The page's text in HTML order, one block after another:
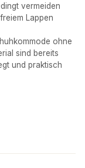
vermeiden
Lappen
ohne
sind bereits
und praktisch